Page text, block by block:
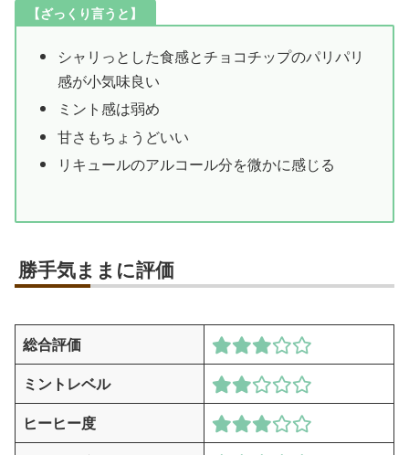
【ざっくり言うと】
シャリっとした食感とチョコチップのパリパリ
感が小気味良い
ミント感は弱め
甘さもちょうどいい
リキュールのアルコール分を微かに感じる
勝手気ままに評価
総合評価
ミントレベル
ヒーヒー度